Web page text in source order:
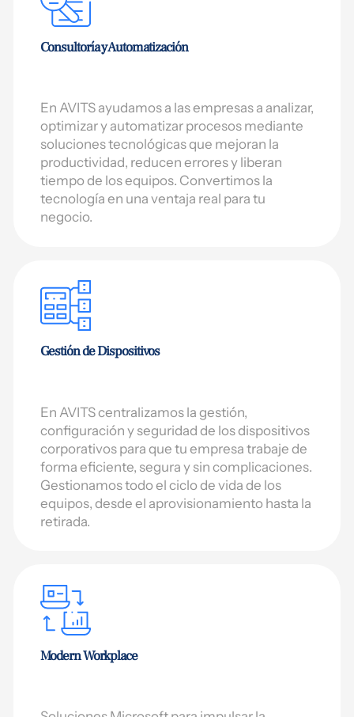
Consultoría y Automatización
En AVITS ayudamos a las empresas a analizar,
optimizar y automatizar procesos mediante
soluciones tecnológicas que mejoran la
productividad, reducen errores y liberan
tiempo de los equipos. Convertimos la
tecnología en una ventaja real para tu
negocio.
Gestión de Dispositivos
En AVITS centralizamos la gestión,
configuración y seguridad de los dispositivos
corporativos para que tu empresa trabaje de
forma eficiente, segura y sin complicaciones.
Gestionamos todo el ciclo de vida de los
equipos, desde el aprovisionamiento hasta la
retirada.
Modern Workplace